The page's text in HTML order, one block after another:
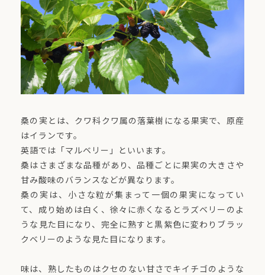
桑の実とは、クワ科クワ属の落葉樹になる果実で、原産
はイランです。
英語では「マルベリー」といいます。
桑はさまざまな品種があり、品種ごとに果実の大きさや
甘み酸味のバランスなどが異なります。
桑の実は、小さな粒が集まって一個の果実になってい
て、成り始めは白く、徐々に赤くなるとラズベリーのよ
うな見た目になり、完全に熟すと黒紫色に変わりブラッ
クベリーのような見た目になります。
味は、熟したものはクセのない甘さでキイチゴのような